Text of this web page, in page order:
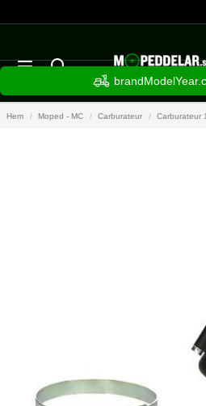
Hem Moped - MC Carburateur Carburateur